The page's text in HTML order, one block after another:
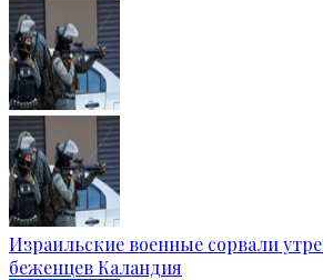
Израильские военные сорвали
беженцев Каландия